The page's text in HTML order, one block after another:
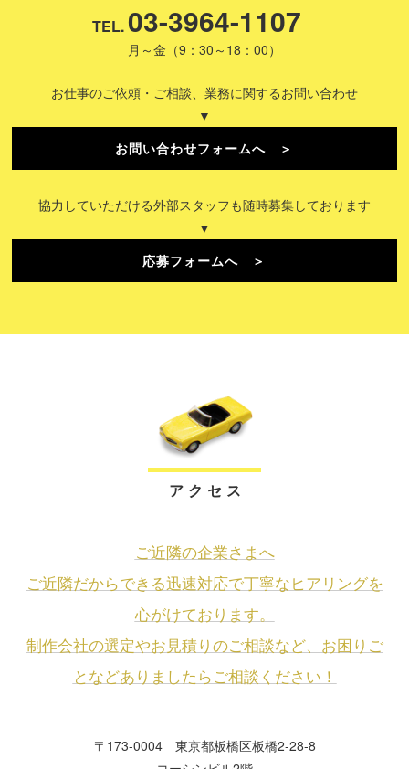
TEL.03-3964-1107
月～金（9：30～18：00）
お仕事のご依頼・ご相談、業務に関するお問い合わせ
▼
お問い合わせフォームへ ＞
協力していただける外部スタッフも随時募集しております
▼
応募フォームへ ＞
ア ク セ ス
ご近隣の企業さまへ
ご近隣だからできる迅速対応で丁寧なヒアリングを
心がけております。
制作会社の選定やお見積りのご相談など、お困りご
となどありましたらご相談ください！
〒173-0004 東京都板橋区板橋2-28-8